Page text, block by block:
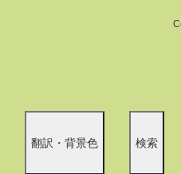
翻訳・背景色 検索